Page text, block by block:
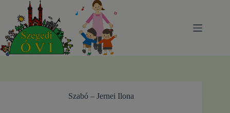
content
Szabó – Jernei Ilona